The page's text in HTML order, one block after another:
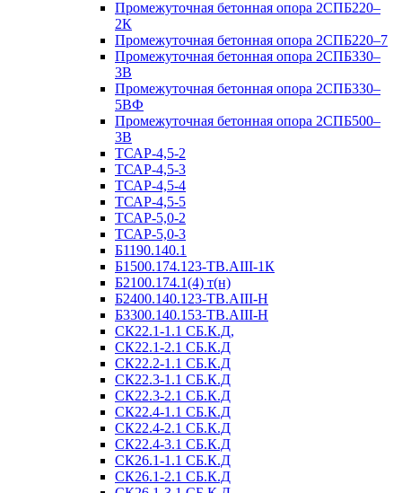
Промежуточная бетонная опора 2СПБ220–
2К
Промежуточная бетонная опора 2СПБ220–7
Промежуточная бетонная опора 2СПБ330–
3В
Промежуточная бетонная опора 2СПБ330–
5ВФ
Промежуточная бетонная опора 2СПБ500–
3В
ТСАР-4,5-2
ТСАР-4,5-3
ТСАР-4,5-4
ТСАР-4,5-5
ТСАР-5,0-2
ТСАР-5,0-3
Б1190.140.1
Б1500.174.123-ТВ.АIII-1К
Б2100.174.1(4) т(н)
Б2400.140.123-ТВ.АIII-Н
Б3300.140.153-ТВ.АIII-Н
СК22.1-1.1 СБ.К.Д,
СК22.1-2.1 СБ.К.Д
СК22.2-1.1 СБ.К.Д
СК22.3-1.1 СБ.К.Д
СК22.3-2.1 СБ.К.Д
СК22.4-1.1 СБ.К.Д
СК22.4-2.1 СБ.К.Д
СК22.4-3.1 СБ.К.Д
СК26.1-1.1 СБ.К.Д
СК26.1-2.1 СБ.К.Д